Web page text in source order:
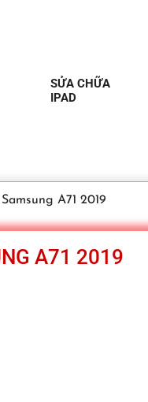
SỬA CHỮA
IPAD
A71 2019
A71 2019